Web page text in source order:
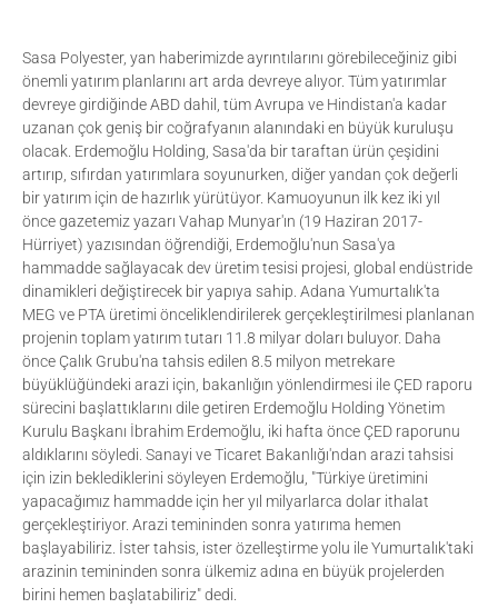
Sasa Polyester, yan haberimizde ayrıntılarını görebileceğiniz gibi
önemli yatırım planlarını art arda devreye alıyor. Tüm yatırımlar
devreye girdiğinde ABD dahil, tüm Avrupa ve Hindistan'a kadar
uzanan çok geniş bir coğrafyanın alanındaki en büyük kuruluşu
olacak. Erdemoğlu Holding, Sasa'da bir taraftan ürün çeşidini
artırıp, sıfırdan yatırımlara soyunurken, diğer yandan çok değerli
bir yatırım için de hazırlık yürütüyor. Kamuoyunun ilk kez iki yıl
önce gazetemiz yazarı Vahap Munyar'ın (19 Haziran 2017-
Hürriyet) yazısından öğrendiği, Erdemoğlu'nun Sasa'ya
hammadde sağlayacak dev üretim tesisi projesi, global endüstride
dinamikleri değiştirecek bir yapıya sahip. Adana Yumurtalık'ta
MEG ve PTA üretimi önceliklendirilerek gerçekleştirilmesi planlanan
projenin toplam yatırım tutarı 11.8 milyar doları buluyor. Daha
önce Çalık Grubu'na tahsis edilen 8.5 milyon metrekare
büyüklüğündeki arazi için, bakanlığın yönlendirmesi ile ÇED raporu
sürecini başlattıklarını dile getiren Erdemoğlu Holding Yönetim
Kurulu Başkanı İbrahim Erdemoğlu, iki hafta önce ÇED raporunu
aldıklarını söyledi. Sanayi ve Ticaret Bakanlığı'ndan arazi tahsisi
için izin beklediklerini söyleyen Erdemoğlu, "Türkiye üretimini
yapacağımız hammadde için her yıl milyarlarca dolar ithalat
gerçekleştiriyor. Arazi temininden sonra yatırıma hemen
başlayabiliriz. İster tahsis, ister özelleştirme yolu ile Yumurtalık'taki
arazinin temininden sonra ülkemiz adına en büyük projelerden
birini hemen başlatabiliriz" dedi.